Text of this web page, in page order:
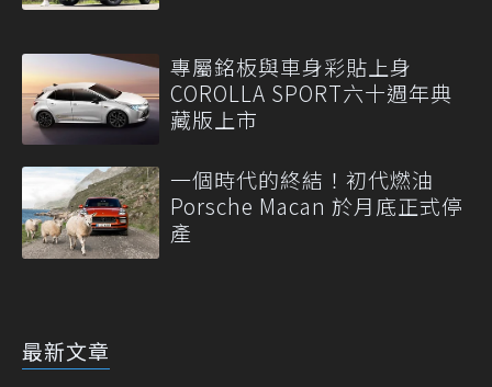
專屬銘板與車身彩貼上身
COROLLA SPORT六十週年典
藏版上市
一個時代的終結！初代燃油
Porsche Macan 於月底正式停
產
最新文章